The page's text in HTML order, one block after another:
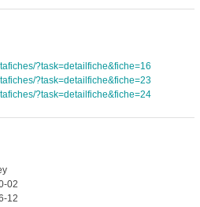
?task=detailfiche&fiche=16
?task=detailfiche&fiche=23
?task=detailfiche&fiche=24
02
12